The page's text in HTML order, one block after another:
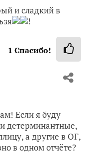
и сладкий в
!
1 Спасибо!
Если я буду
детерминантные,
а другие в ОГ,
в одном отчёте?